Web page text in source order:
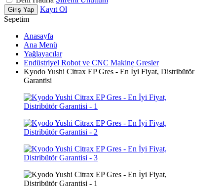
Giriş Yap
Kayıt Ol
Sepetim
Anasayfa
Ana Menü
Yağlayacılar
Endüstriyel Robot ve CNC Makine Gresler
Kyodo Yushi Citrax EP Gres - En İyi Fiyat, Distribütör
Garantisi